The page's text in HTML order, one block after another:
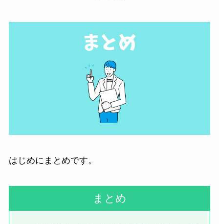
はじめにまとめです。
まとめ